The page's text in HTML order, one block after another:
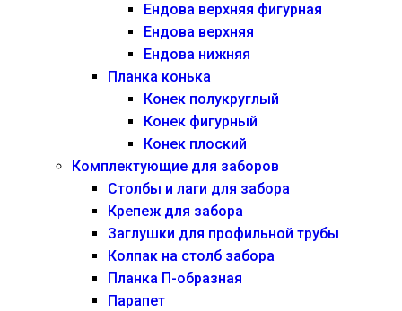
Ендова верхняя фигурная
Ендова верхняя
Ендова нижняя
Планка конька
Конек полукруглый
Конек фигурный
Конек плоский
Комплектующие для заборов
Столбы и лаги для забора
Крепеж для забора
Заглушки для профильной трубы
Колпак на столб забора
Планка П-образная
Парапет